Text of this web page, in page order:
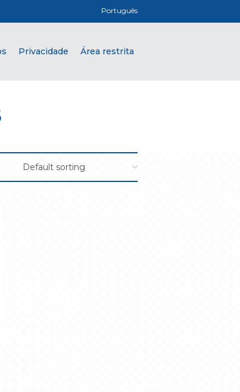
Português
Privacidade Área restrita